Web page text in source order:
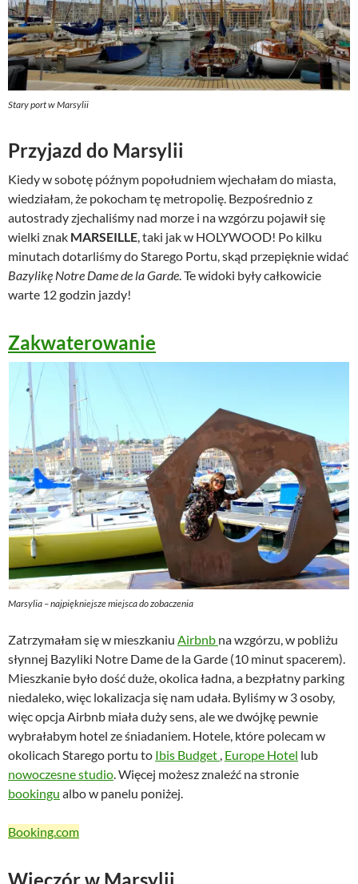
Stary port w Marsylii
Przyjazd do Marsylii
Kiedy w sobotę późnym popołudniem wjechałam do miasta,
wiedziałam, że pokocham tę metropolię. Bezpośrednio z
autostrady zjechaliśmy nad morze i na wzgórzu pojawił się
wielki znak MARSEILLE, taki jak w HOLYWOOD! Po kilku
minutach dotarliśmy do Starego Portu, skąd przepięknie widać
Bazylikę Notre Dame de la Garde. Te widoki były całkowicie
warte 12 godzin jazdy!
Zakwaterowanie
Marsylia – najpiękniejsze miejsca do zobaczenia
Zatrzymałam się w mieszkaniu Airbnb na wzgórzu, w pobliżu
słynnej Bazyliki Notre Dame de la Garde (10 minut spacerem).
Mieszkanie było dość duże, okolica ładna, a bezpłatny parking
niedaleko, więc lokalizacja się nam udała. Byliśmy w 3 osoby,
więc opcja Airbnb miała duży sens, ale we dwójkę pewnie
wybrałabym hotel ze śniadaniem. Hotele, które polecam w
okolicach Starego portu to Ibis Budget , Europe Hotel lub
nowoczesne studio. Więcej możesz znaleźć na stronie
bookingu albo w panelu poniżej.
Booking.com